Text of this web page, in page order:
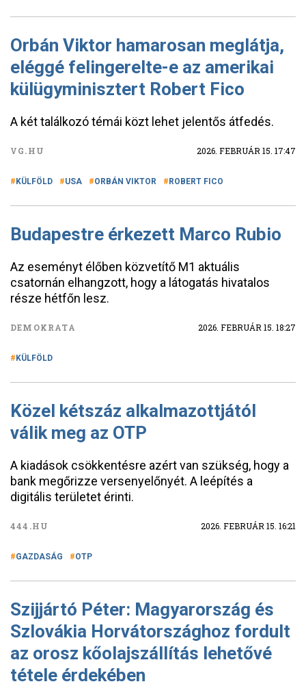
Orbán Viktor hamarosan meglátja,
eléggé felingerelte-e az amerikai
külügyminisztert Robert Fico
A két találkozó témái közt lehet jelentős átfedés.
VG.HU 2026. FEBRUÁR 15. 17:47
KÜLFÖLD USA ORBÁN VIKTOR ROBERT FICO
Budapestre érkezett Marco Rubio
Az eseményt élőben közvetítő M1 aktuális
csatornán elhangzott, hogy a látogatás hivatalos
része hétfőn lesz.
DEMOKRATA 2026. FEBRUÁR 15. 18:27
KÜLFÖLD
Közel kétszáz alkalmazottjától
válik meg az OTP
A kiadások csökkentésre azért van szükség, hogy a
bank megőrizze versenyelőnyét. A leépítés a
digitális területet érinti.
444.HU 2026. FEBRUÁR 15. 16:21
GAZDASÁG OTP
Szijjártó Péter: Magyarország és
Szlovákia Horvátországhoz fordult
az orosz kőolajszállítás lehetővé
tétele érdekében